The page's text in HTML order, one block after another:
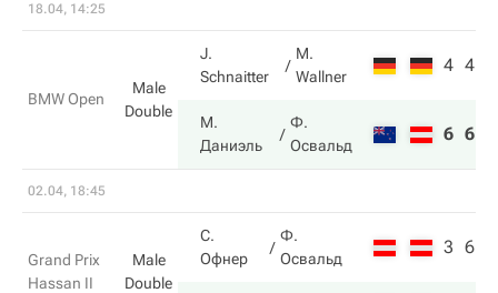
18.04, 14:25
BMW Open
Male
Double
J.
Schnaitter
M.
Wallner
4 4
М.
Даниэль
Ф.
Освальд
6 6
02.04, 18:45
Grand Prix
Hassan II
Male
Double
С.
Офнер
Ф.
Освальд
3 6